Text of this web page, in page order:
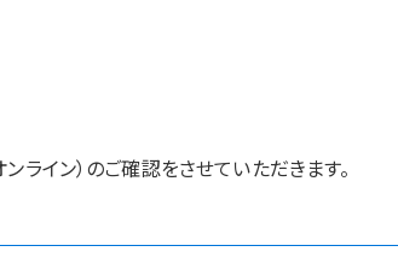
イン）のご確認をさせていただきます。